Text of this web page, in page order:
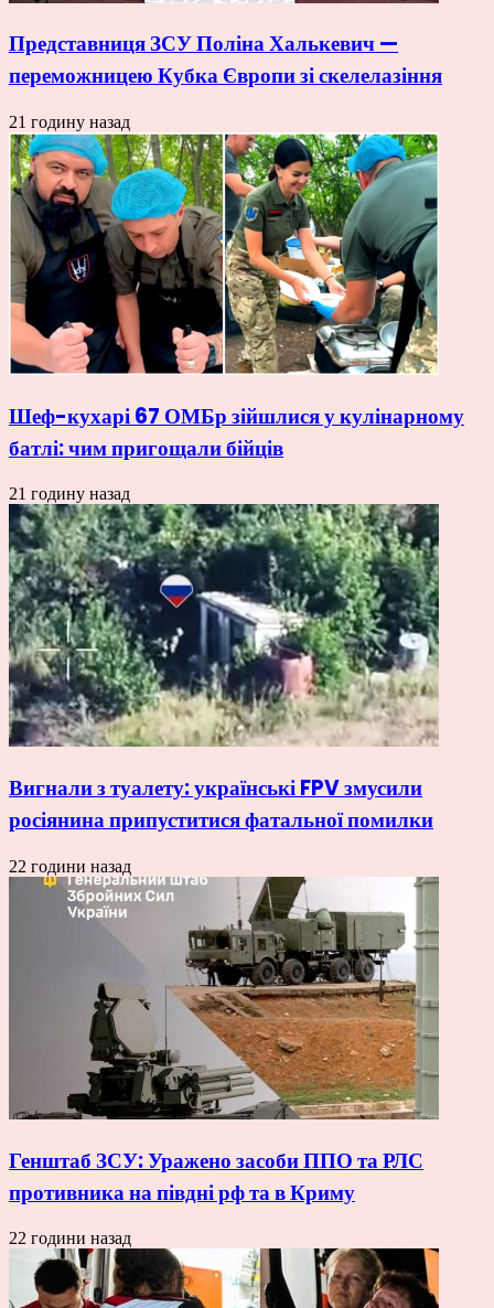
Представниця ЗСУ Поліна Халькевич —
переможницею Кубка Європи зі скелелазіння
21 годину назад
Шеф-кухарі 67 ОМБр зійшлися у кулінарному
батлі: чим пригощали бійців
21 годину назад
Вигнали з туалету: українські FPV змусили
росіянина припуститися фатальної помилки
22 години назад
Генштаб ЗСУ: Уражено засоби ППО та РЛС
противника на півдні рф та в Криму
22 години назад